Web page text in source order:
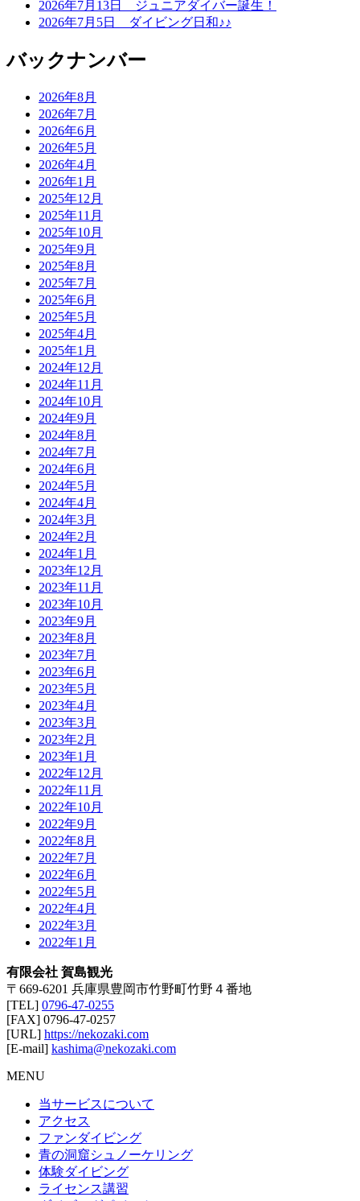
2026年7月13日 ジュニアダイバー誕生！
2026年7月5日 ダイビング日和♪♪
バックナンバー
2026年8月
2026年7月
2026年6月
2026年5月
2026年4月
2026年1月
2025年12月
2025年11月
2025年10月
2025年9月
2025年8月
2025年7月
2025年6月
2025年5月
2025年4月
2025年1月
2024年12月
2024年11月
2024年10月
2024年9月
2024年8月
2024年7月
2024年6月
2024年5月
2024年4月
2024年3月
2024年2月
2024年1月
2023年12月
2023年11月
2023年10月
2023年9月
2023年8月
2023年7月
2023年6月
2023年5月
2023年4月
2023年3月
2023年2月
2023年1月
2022年12月
2022年11月
2022年10月
2022年9月
2022年8月
2022年7月
2022年6月
2022年5月
2022年4月
2022年3月
2022年1月
有限会社 賀島観光
〒669-6201 兵庫県豊岡市竹野町竹野４番地
[TEL] 0796-47-0255
[FAX] 0796-47-0257
[URL] https://nekozaki.com
[E-mail] kashima@nekozaki.com
MENU
当サービスについて
アクセス
ファンダイビング
青の洞窟シュノーケリング
体験ダイビング
ライセンス講習